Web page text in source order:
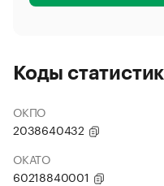
Коды
ОКПО
2038640432
ОКАТО
60218840001